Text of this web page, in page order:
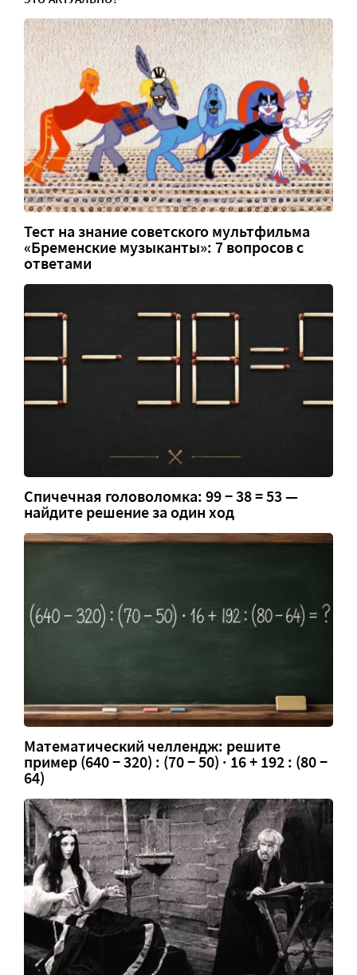
Тест на знание советского мультфильма
«Бременские музыканты»: 7 вопросов с
ответами
Спичечная головоломка: 99 − 38 = 53 —
найдите решение за один ход
Математический челлендж: решите
пример (640 − 320) : (70 − 50) · 16 + 192 : (80 −
64)